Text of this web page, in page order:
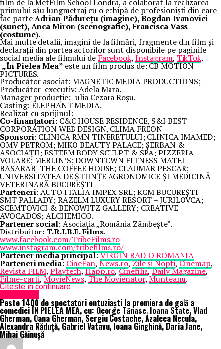
film de la MetFilm School Londra, a colaborat la realizarea
primului său lungmetraj cu o echipă de profesioniști din care
fac parteAdrian Pădurețu (imagine), Bogdan Ivanovici
(sunet), Anca Miron (scenografie), Francisca Vass
(costume).
Mai multe detalii, imagini de la filmări, fragmente din film și
declarații din partea actorilor sunt disponibile pe paginile
social media ale filmului de Facebook, Instagram, TikTok.
„În Pielea Mea” este un film produs de: CB MOTION
PICTURES.
Producător asociat: MAGNETIC MEDIA PRODUCTIONS;
Producător executiv: Adela Mara.
Manager producție: Iulia Cezara Roșu.
Casting: ELEPHANT MEDIA.
Realizat cu sprijinul:
Co-finanțatori: C&C HOUSE RESIDENCE, S&I BEST
CORPORATION WEB DESIGN, CLIMA FREON
Sponsori: CLINICA RMN TINERETULUI; CLINICA IMAMED;
OMV PETROM; MIKO BEAUTY PALACE; ȘERBAN &
ASOCIAȚII; ESTEEM BODY SCULPT & SPA; PIZZERIA
VOLARE; MERLIN’S; DOWNTOWN FITNESS MATEI
BASARAB; THE COFFEE HOUSE; CLAUMAR PESCAR;
UNIVERSITATEA DE ȘTIINȚE AGRONOMICE ȘI MEDICINĂ
VETERINARĂ BUCUREȘTI
Parteneri: AUTO ITALIA IMPEX SRL; KGM BUCUREȘTI –
SMT PALLADY; RAZELM LUXURY RESORT – JURILOVCA;
SCEMTOVICI & BENOWITZ GALLERY; CREATIVE
AVOCADOS; ALCHEMICO.
Partener social: Asociația „România Zâmbește”.
Distribuitor: T.R.I.B.E. Films.
www.facebook.com/TribeFilms.ro–
www.instagram.com/tribefilms.ro/
Partener media principal:VIRGIN RADIO ROMANIA
Parteneri media: CineFan, News.ro,Zile și Nopți,Cinemap,
Revista FILM, Playtech,Happ.ro,Cinefilia,Daily Magazine,
Filme-carti,MovieNews,The Movienator,Munteanu.
Citeste in continuare
Peste 1400 de spectatori entuziaști la premiera de gală a
comediei ÎN PIELEA MEA, cu: George Tănase, Ioana State, Vlad
Gherman, Oana Gherman, Sergiu Costache, Azaleea Necula,
Alexandra Răduță, Gabriel Vatavu, Ioana Ginghină, Daria Jane,
Mihai Găinușă